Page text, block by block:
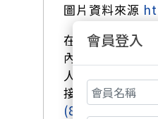
圖片資料來源
在這波買超大戲
內就被三大法
人這次似乎對
接空降買超張數
(8046)更是吸金
會員登入